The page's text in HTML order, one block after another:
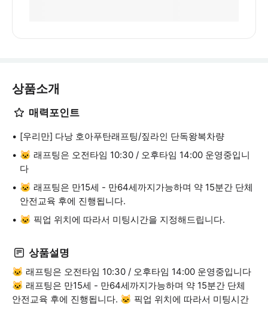
상품소개
매력포인트
[우리만] 다낭 호아푸탄래프팅/짚라인 단독왕복차량
🐱 래프팅은 오전타임 10:30 / 오후타임 14:00 운영중입니
다
🐱 래프팅은 만15세 - 만64세까지가능하며 약 15분간 단체
안전교육 후에 진행됩니다.
🐱 픽업 위치에 따라서 미팅시간을 지정해드립니다.
상품설명
🐱 래프팅은 오전타임 10:30 / 오후타임 14:00 운영중입니다
🐱 래프팅은 만15세 - 만64세까지가능하며 약 15분간 단체
안전교육 후에 진행됩니다. 🐱 픽업 위치에 따라서 미팅시간